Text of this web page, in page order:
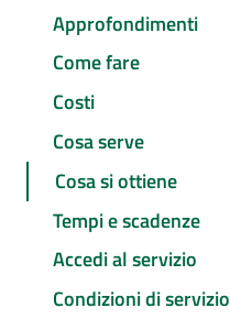
Approfondimenti
Come fare
Costi
Cosa serve
Cosa si ottiene
Tempi e scadenze
Accedi al servizio
Condizioni di servizio